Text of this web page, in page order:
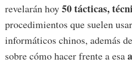
revelarán hoy50 tácticas,
procedimientos que suelen
informáticos chinos, además
sobre cómo hacer frente a esa